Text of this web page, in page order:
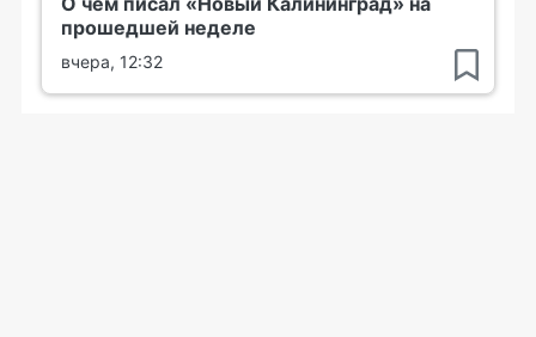
прошедшей неделе
вчера, 12:32